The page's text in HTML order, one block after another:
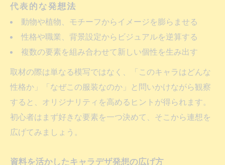
代表的な発想法
動物や植物、モチーフからイメージを膨らませる
性格や職業、背景設定からビジュアルを逆算する
複数の要素を組み合わせて新しい個性を生み出す
取材の際は単なる模写ではなく、「このキャラはどんな
性格か」「なぜこの服装なのか」と問いかけながら観察
すると、オリジナリティを高めるヒントが得られます。
初心者はまず好きな要素を一つ決めて、そこから連想を
広げてみましょう。
資料を活かしたキャラデザ発想の広げ方